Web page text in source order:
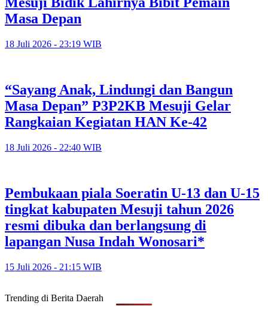
Masa Depan
18 Juli 2026 - 23:19 WIB
“Sayang Anak, Lindungi dan Bangun
Masa Depan” P3P2KB Mesuji Gelar
Rangkaian Kegiatan HAN Ke-42
18 Juli 2026 - 22:40 WIB
Pembukaan piala Soeratin U-13 dan U-15
tingkat kabupaten Mesuji tahun 2026
resmi dibuka dan berlangsung di
lapangan Nusa Indah Wonosari*
15 Juli 2026 - 21:15 WIB
Trending di Berita Daerah